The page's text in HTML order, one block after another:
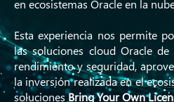
en ecosistemas Oracle en la
Esta experiencia nos permite
las soluciones cloud Oracle
rendimiento y seguridad,
la inversión realizada en el
solucionesBring Your Own